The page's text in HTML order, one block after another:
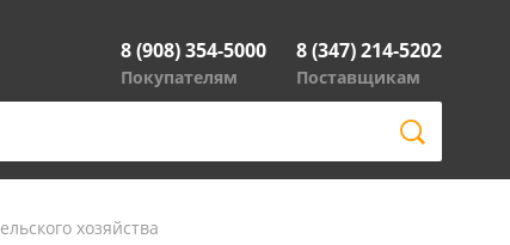
8 (908) 354-5000
Покупателям
8 (347) 214-5202
Поставщикам
хозяйства